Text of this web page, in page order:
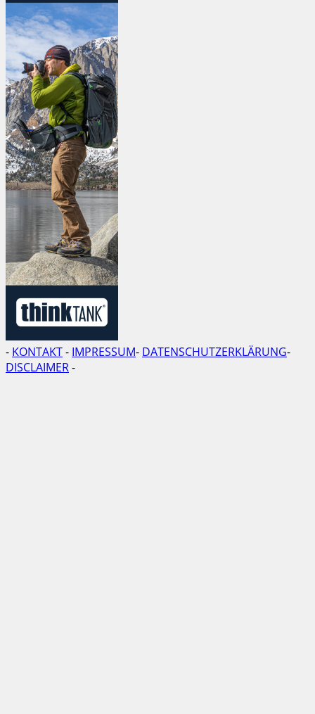
- KONTAKT- IMPRESSUM- DATENSCHUTZERKLÄRUNG-
DISCLAIMER-